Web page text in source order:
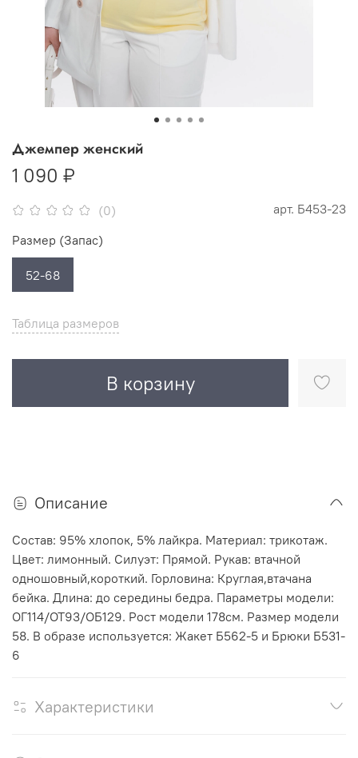
(0) арт. Б453-23
Джемпер женский
1 090 ₽
Таблица размеров
В корзину
Размер (Запас)
52-68
Описание
Состав: 95% хлопок, 5% лайкра. Материал: трикотаж.
Цвет: лимонный. Силуэт: Прямой. Рукав: втачной
одношовный,короткий. Горловина: Круглая,втачана
бейка. Длина: до середины бедра. Параметры модели:
ОГ114/ОТ93/ОБ129. Рост модели 178см. Размер модели
58. В образе используется: Жакет Б562-5 и Брюки Б531-
6
Характеристики